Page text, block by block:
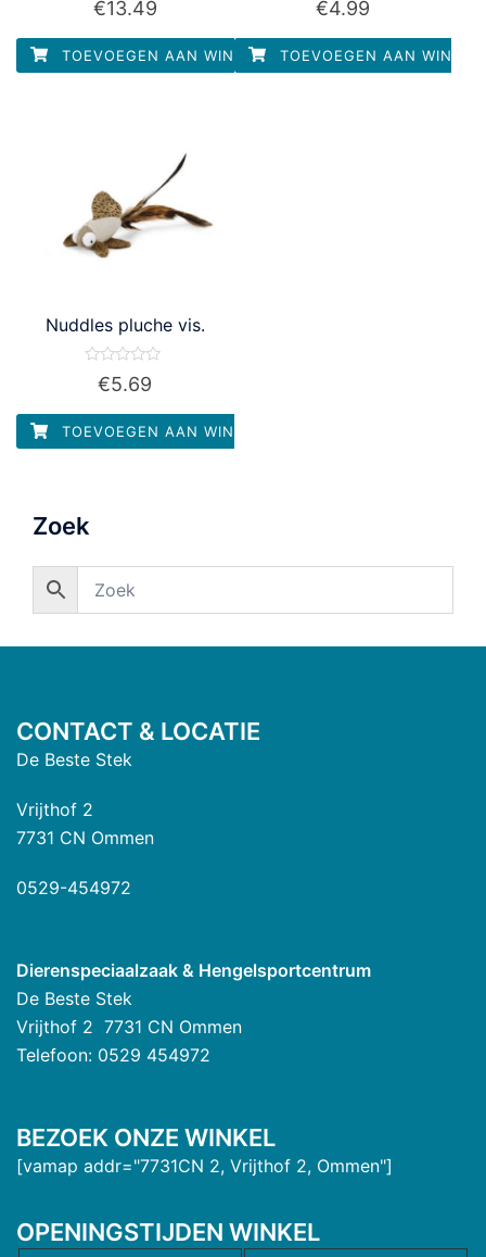
5
€13.49
TOEVOEGEN AAN WINKELWAGEN
5
€4.99
TOEVOEGEN AAN
Nuddles pluche vis.
Waardering
5
€5.69
TOEVOEGEN AAN WINKELWAGEN
Zoek
CONTACT & LOCATIE
De Beste Stek
Vrijthof 2
7731 CN Ommen
0529-454972
Dierenspeciaalzaak & Hengelsportcentrum
De Beste Stek
Vrijthof 2 7731 CN Ommen
Telefoon: 0529 454972
BEZOEK ONZE WINKEL
[vamap addr="7731CN 2, Vrijthof 2, Ommen"]
OPENINGSTIJDEN WINKEL